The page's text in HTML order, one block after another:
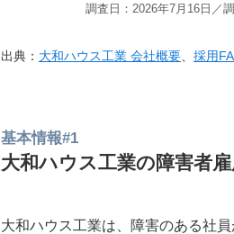
調査日：2026年7月16日／
出典： 大和ハウス工業 会社概要 採用
基本情報#1
大和ハウス工業の障害者
大和ハウス工業は、障害のある社